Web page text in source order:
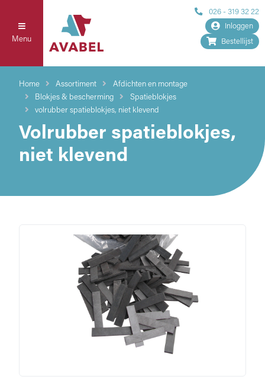
Menu
026 - 319 32 22
Inloggen
Bestellijst
Home Assortiment
Afdichten en montage
Blokjes & bescherming
Spatieblokjes
volrubber spatieblokjes, niet klevend
Volrubber spatieblokjes,
niet klevend